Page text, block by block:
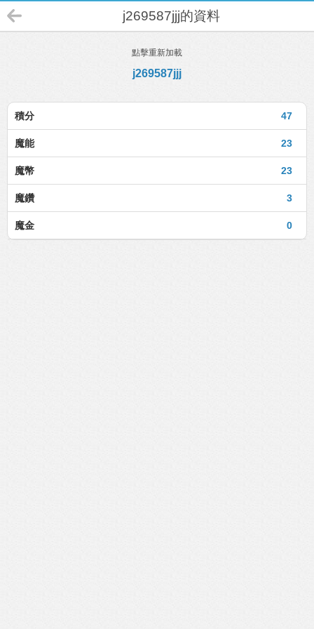
j269587jjj的資料
點擊重新加載
j269587jjj
47
積分
23
魔能
23
魔幣
3
魔鑽
0
魔金